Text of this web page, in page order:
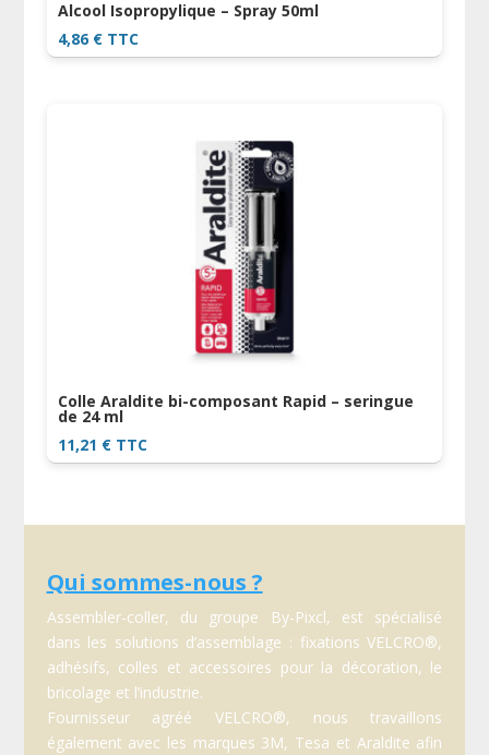
Alcool Isopropylique – Spray 50ml
4,86 € TTC
Colle Araldite bi-composant Rapid – seringue
de 24 ml
11,21 € TTC
Qui sommes-nous ?
Assembler-coller, du groupe By-Pixcl, est spécialisé
dans les solutions d’assemblage : fixations VELCRO®,
adhésifs, colles et accessoires pour la décoration, le
bricolage et l’industrie.
Fournisseur agréé VELCRO®, nous travaillons
également avec les marques 3M, Tesa et Araldite afin